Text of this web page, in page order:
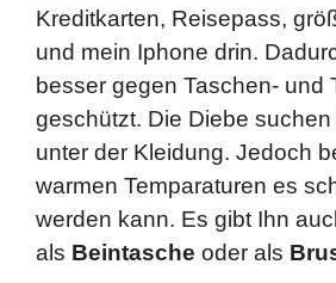
Kreditkarten, Reisepass,
und mein Iphone drin.
besser gegen Taschen- und
geschützt. Die Diebe
unter der Kleidung. Jedoch
warmen Temparaturen es
werden kann. Es gibt Ihn
als Beintasche oder als